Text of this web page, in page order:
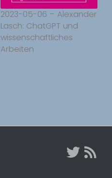
2023-05-06 – Alexander
Lasch: ChatGPT und
wissenschaftliches
Arbeiten